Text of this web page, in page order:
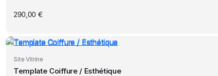
290,00 €
Site Vitrine
Template Coiffure / Esthétique